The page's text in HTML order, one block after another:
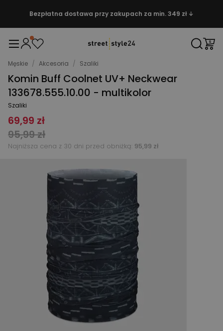
Bezpłatna dostawa przy zakupach za min. 349 zł ↓
Męskie / Akcesoria / Szaliki
Komin Buff Coolnet UV+ Neckwear
133678.555.10.00 - multikolor
Szaliki
69,99 zł
95,99 zł
Najniższa cena z 30 dni przed obniżką: 95,99 zł